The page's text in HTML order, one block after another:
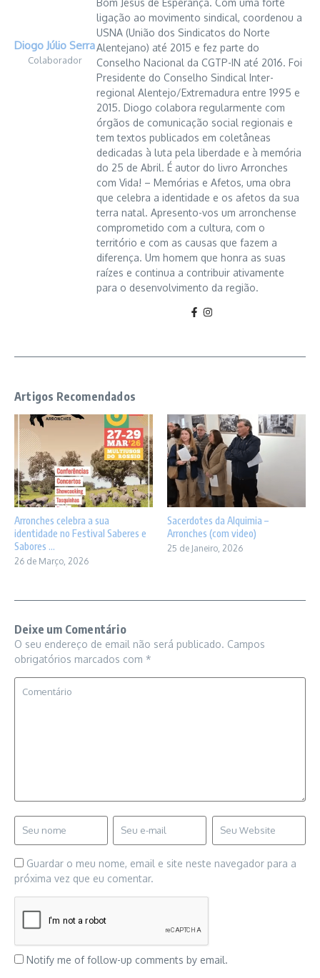
Diogo Júlio Serra
Colaborador
Bom Jesus de Esperança. Com uma forte
ligação ao movimento sindical, coordenou a
USNA (União dos Sindicatos do Norte
Alentejano) até 2015 e fez parte do
Conselho Nacional da CGTP-IN até 2016. Foi
Presidente do Conselho Sindical Inter-
regional Alentejo/Extremadura entre 1995 e
2015. Diogo colabora regularmente com
órgãos de comunicação social regionais e
tem textos publicados em coletâneas
dedicadas à luta pela liberdade e à memória
do 25 de Abril. É autor do livro Arronches
com Vida! – Memórias e Afetos, uma obra
que celebra a identidade e os afetos da sua
terra natal. Apresento-vos um arronchense
comprometido com a cultura, com o
território e com as causas que fazem a
diferença. Um homem que honra as suas
raízes e continua a contribuir ativamente
para o desenvolvimento da região.
Artigos Recomendados
Arronches celebra a sua
identidade no Festival Saberes e
Sabores ...
26 de Março, 2026
Sacerdotes da Alquimia –
Arronches (com video)
25 de Janeiro, 2026
Deixe um Comentário
O seu endereço de email não será publicado. Campos
obrigatórios marcados com *
Guardar o meu nome, email e site neste navegador para a
próxima vez que eu comentar.
Notify me of follow-up comments by email.